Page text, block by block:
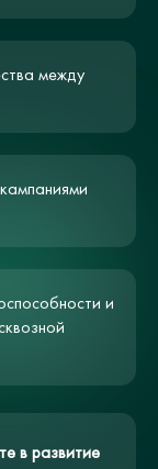
между
и
в развитие